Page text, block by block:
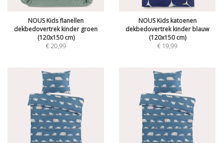
NOUS Kids flanellen
dekbedovertrek kinder groen
(120x150 cm)
€20,99
NOUS Kids katoenen
dekbedovertrek kinder blauw
(120x150 cm)
€ 19,99